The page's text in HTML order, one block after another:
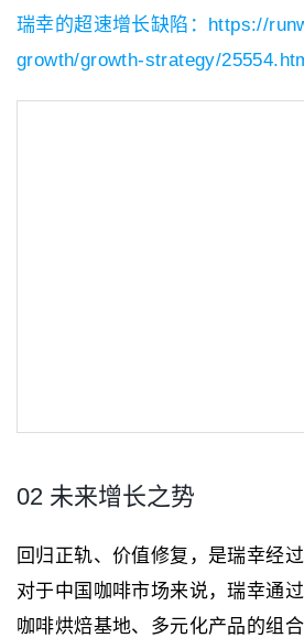
瑞幸的超速增长缺陷：https://
growth/growth-strategy/
02 未来增长之势
回归正轨、价值修复，是瑞幸经
对于中国咖啡市场来说，瑞幸通
咖啡烘焙基地、多元化产品的组